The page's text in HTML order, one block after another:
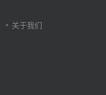
关于我们